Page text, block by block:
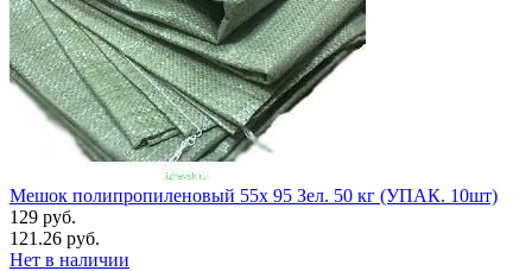
Мешок полипропиленовый 55х 95 Зел. 50 кг (УПАК. 10шт)
129 руб.
121.26 руб.
Нет в наличии